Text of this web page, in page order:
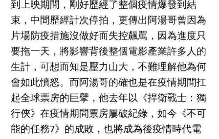
到上映期間，剛好歷經了整個疫情爆發到結
束，中間歷經計次停拍，更傳出阿湯哥曾因為
片場防疫措施沒做好而失控飆罵，因為進度只
要拖一天，將影響背後整個電影產業許多人的
生計，可想而知是壓力山大，不難理解他為何
會如此憤怒。而阿湯哥的確也是在疫情期間扛
起全球票房的巨擘，他去年以《捍衛戰士：獨
行俠》在疫情期間票房屢破紀錄，如今《不可
能的任務7》的成敗，也將成為後疫情時代電